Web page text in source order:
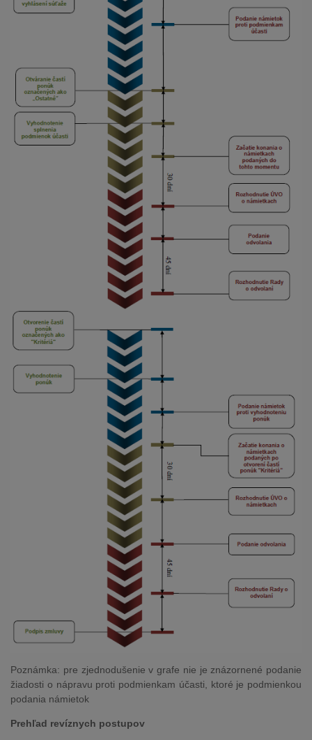
Poznámka: pre zjednodušenie v grafe nie je znázornené podanie
žiadosti o nápravu proti podmienkam účasti, ktoré je podmienkou
podania námietok
Prehľad revíznych postupov